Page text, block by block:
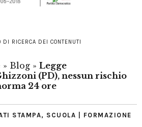
DI RICERCA DEI CONTENUTI
» Blog » Legge
(PD), nessun rischio
24 ore
STAMPA, SCUOLA | FORMAZIONE